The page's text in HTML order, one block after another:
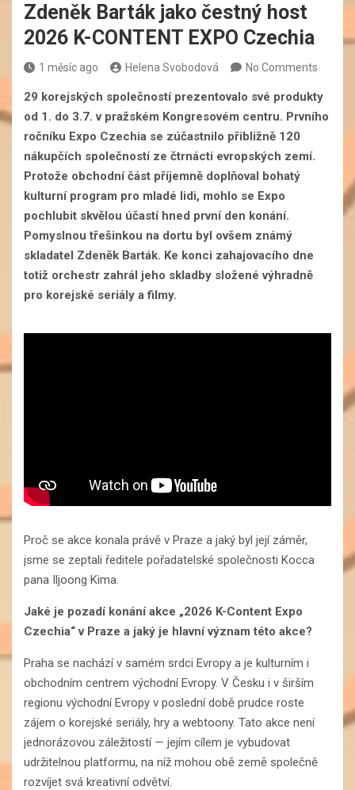
Zdeněk Barták jako čestný host
2026 K-CONTENT EXPO Czechia
1 měsíc ago Helena Svobodová No Comments
29 korejských společností prezentovalo své produkty
od 1. do 3.7. v pražském Kongresovém centru. Prvního
ročníku Expo Czechia se zúčastnilo přibližně 120
nákupčích společností ze čtrnácti evropských zemí.
Protože obchodní část příjemně doplňoval bohatý
kulturní program pro mladé lidi, mohlo se Expo
pochlubit skvělou účastí hned první den konání.
Pomyslnou třešinkou na dortu byl ovšem známý
skladatel Zdeněk Barták. Ke konci zahajovacího dne
totiž orchestr zahrál jeho skladby složené výhradně
pro korejské seriály a filmy.
Proč se akce konala právě v Praze a jaký byl její záměr,
jsme se zeptali ředitele pořadatelské společnosti Kocca
pana Iljoong Kima.
Jaké je pozadí konání akce „2026 K-Content Expo
Czechia“ v Praze a jaký je hlavní význam této akce?
Praha se nachází v samém srdci Evropy a je kulturním i
obchodním centrem východní Evropy. V Česku i v širším
regionu východní Evropy v poslední době prudce roste
zájem o korejské seriály, hry a webtoony. Tato akce není
jednorázovou záležitostí — jejím cílem je vybudovat
udržitelnou platformu, na níž mohou obě země společně
rozvíjet svá kreativní odvětví.